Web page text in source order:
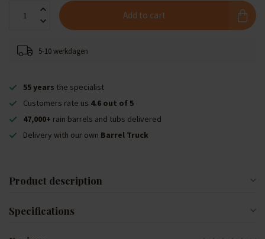
Add to cart
5-10 werkdagen
55 years the specialist
Customers rate us 4.6 out of 5
47,000+ rain barrels and tubs delivered
Delivery with our own Barrel Truck
Product description
Specifications